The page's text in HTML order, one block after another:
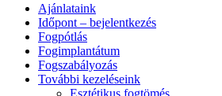
Ajánlataink
Időpont – bejelentkezés
Fogpótlás
Fogimplantátum
Fogszabályozás
További kezeléseink
Esztétikus fogtömés